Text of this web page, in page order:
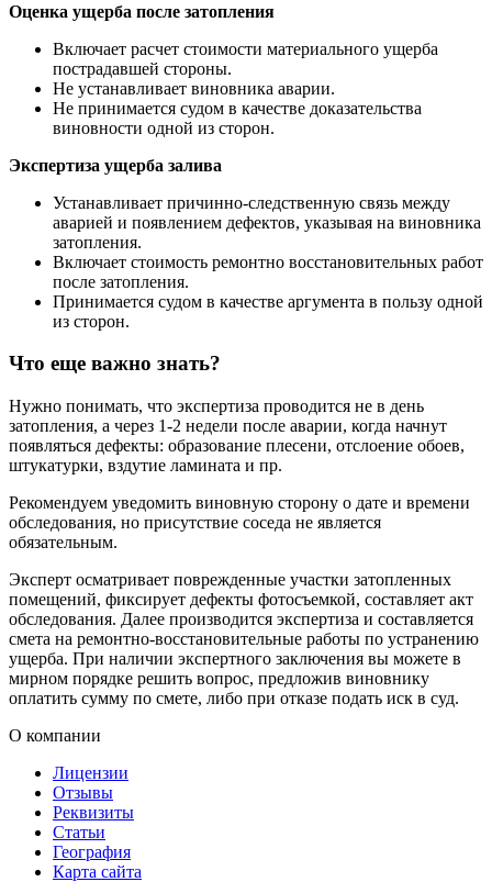
Оценка ущерба после затопления
Включает расчет стоимости материального ущерба
пострадавшей стороны.
Не устанавливает виновника аварии.
Не принимается судом в качестве доказательства
виновности одной из сторон.
Экспертиза ущерба залива
Устанавливает причинно-следственную связь между
аварией и появлением дефектов, указывая на виновника
затопления.
Включает стоимость ремонтно восстановительных работ
после затопления.
Принимается судом в качестве аргумента в пользу одной
из сторон.
Что еще важно знать?
Нужно понимать, что экспертиза проводится не в день
затопления, а через 1-2 недели после аварии, когда начнут
появляться дефекты: образование плесени, отслоение обоев,
штукатурки, вздутие ламината и пр.
Рекомендуем уведомить виновную сторону о дате и времени
обследования, но присутствие соседа не является
обязательным.
Эксперт осматривает поврежденные участки затопленных
помещений, фиксирует дефекты фотосъемкой, составляет акт
обследования. Далее производится экспертиза и составляется
смета на ремонтно-восстановительные работы по устранению
ущерба. При наличии экспертного заключения вы можете в
мирном порядке решить вопрос, предложив виновнику
оплатить сумму по смете, либо при отказе подать иск в суд.
О компании
Лицензии
Отзывы
Реквизиты
Статьи
География
Карта сайта